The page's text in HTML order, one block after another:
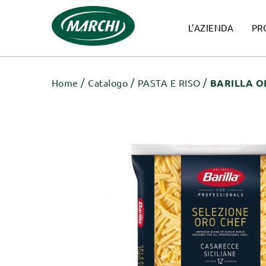
L'AZIENDA
Home Catalogo PASTA E RISO BARILLA